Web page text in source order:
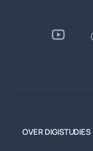
OVER DIGISTUDIES